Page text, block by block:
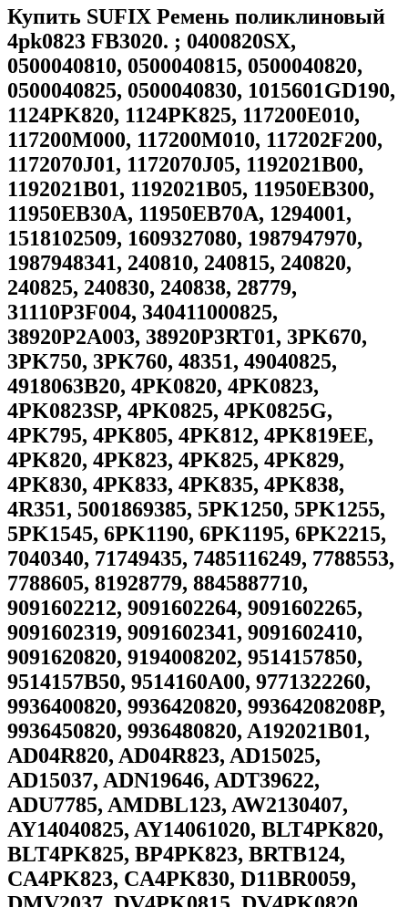
Купить SUFIX Ремень поликлиновый
4pk0823 FB3020. ; 0400820SX,
0500040810, 0500040815, 0500040820,
0500040825, 0500040830, 1015601GD190,
1124PK820, 1124PK825, 117200E010,
117200M000, 117200M010, 117202F200,
1172070J01, 1172070J05, 1192021B00,
1192021B01, 1192021B05, 11950EB300,
11950EB30A, 11950EB70A, 1294001,
1518102509, 1609327080, 1987947970,
1987948341, 240810, 240815, 240820,
240825, 240830, 240838, 28779,
31110P3F004, 340411000825,
38920P2A003, 38920P3RT01, 3PK670,
3PK750, 3PK760, 48351, 49040825,
4918063B20, 4PK0820, 4PK0823,
4PK0823SP, 4PK0825, 4PK0825G,
4PK795, 4PK805, 4PK812, 4PK819EE,
4PK820, 4PK823, 4PK825, 4PK829,
4PK830, 4PK833, 4PK835, 4PK838,
4R351, 5001869385, 5PK1250, 5PK1255,
5PK1545, 6PK1190, 6PK1195, 6PK2215,
7040340, 71749435, 7485116249, 7788553,
7788605, 81928779, 8845887710,
9091602212, 9091602264, 9091602265,
9091602319, 9091602341, 9091602410,
9091620820, 9194008202, 9514157850,
9514157B50, 9514160A00, 9771322260,
9936400820, 9936420820, 99364208208P,
9936450820, 9936480820, A192021B01,
AD04R820, AD04R823, AD15025,
AD15037, ADN19646, ADT39622,
ADU7785, AMDBL123, AW2130407,
AY14040825, AY14061020, BLT4PK820,
BLT4PK825, BP4PK823, BRTB124,
CA4PK823, CA4PK830, D11BR0059,